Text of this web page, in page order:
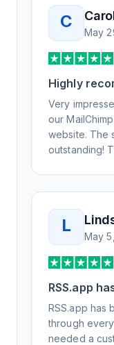
understand
weeks, but
support, all of
that my users
Honestly, it
experience,
know to
C
May
Highly
Very
our
website. The
outstanding!
L
May
RSS.app
RSS.app has
through
needed a